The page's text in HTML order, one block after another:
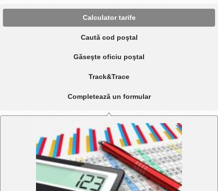
Calculator tarife
Caută cod poştal
Găseşte oficiu poştal
Track&Trace
Completează un formular